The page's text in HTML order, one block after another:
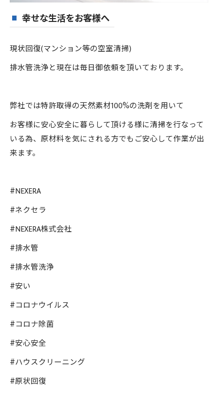
幸せな生活をお客様へ
現状回復(マンション等の空室清掃)
排水管洗浄と現在は毎日御依頼を頂いております。
弊社では特許取得の天然素材100%の洗剤を用いて
お客様に安心安全に暮らして頂ける様に清掃を行なって
いる為、原材料を気にされる方でもご安心して作業が出
来ます。
#NEXERA
#ネクセラ
#NEXERA株式会社
#排水管
#排水管洗浄
#安い
#コロナウイルス
#コロナ除菌
#安心安全
#ハウスクリーニング
#原状回復